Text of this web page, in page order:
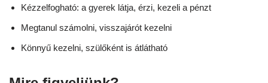
Kézzelfogható: a gyerek látja, érzi, kezeli a pénzt
Megtanul számolni, visszajárót kezelni
Könnyű kezelni, szülőként is átlátható